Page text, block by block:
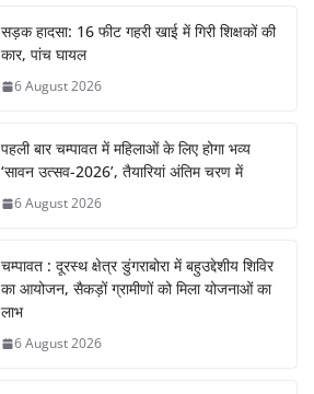
सड़क हादसा: 16 फीट गहरी खाई में गिरी शिक्षकों की
कार, पांच घायल
6 August 2026
पहली बार चम्पावत में महिलाओं के लिए होगा भव्य
‘सावन उत्सव-2026’, तैयारियां अंतिम चरण में
6 August 2026
चम्पावत : दूरस्थ क्षेत्र डुंगराबोरा में बहुउद्देशीय शिविर
का आयोजन, सैकड़ों ग्रामीणों को मिला योजनाओं का
लाभ
6 August 2026